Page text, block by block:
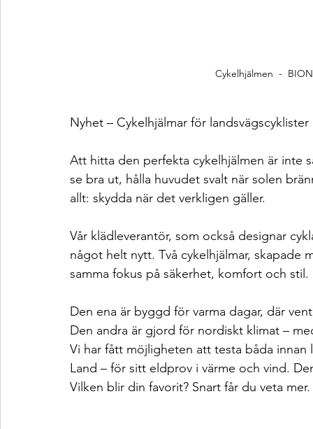
Cykelhjälmen  -
Nyhet – Cykelhjälmar för landsvägscyklister
Att hitta den perfekta cykelhjälmen är inte
se bra ut, hålla huvudet svalt när solen
allt: skydda när det verkligen gäller.
Vår klädleverantör, som också designar
något helt nytt. Två cykelhjälmar,
samma fokus på säkerhet, komfort och stil.
Den ena är byggd för varma dagar, där
Den andra är gjord för nordiskt klimat –
Vi har fått möjligheten att testa båda
Land – för sitt eldprov i värme och vind.
Vilken blir din favorit? Snart får du veta mer.